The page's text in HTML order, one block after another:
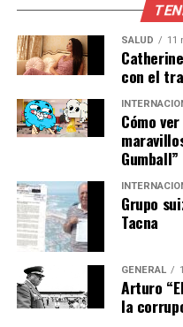
En Perú y América del
por DirecTV Sports y
podrá ver a través de
espectadores en Estados
seguir el encuentro en
México estará disponible
Pronósticos y
El historial reciente
dominio del Barcelona,
cinco encuentros. Sin
demostrado ser un rival
logrando un empate y
enfrentamientos.
SALUD 11
con el
Cómo
Gumball”
Grupo
Tacna
GENERAL
Arturo
la